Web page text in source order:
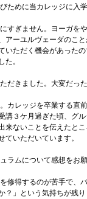
ために当カレッジに入
すぎません。ヨーガを
アーユルヴェーダのこ
いただく機会があった
た。
だきました。大変だっ
カレッジを卒業する直
講３ケ月過ぎた頃、グ
来ないことを伝えたと
いただいています。
ラムについて感想をお願
修得するのが苦手で、
？」という気持ちが残